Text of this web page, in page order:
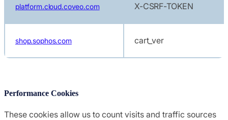
platform.cloud.coveo.com X-CSRF-TOKEN
shop.sophos.com cart_ver
Performance Cookies
These cookies allow us to count visits and traffic sources